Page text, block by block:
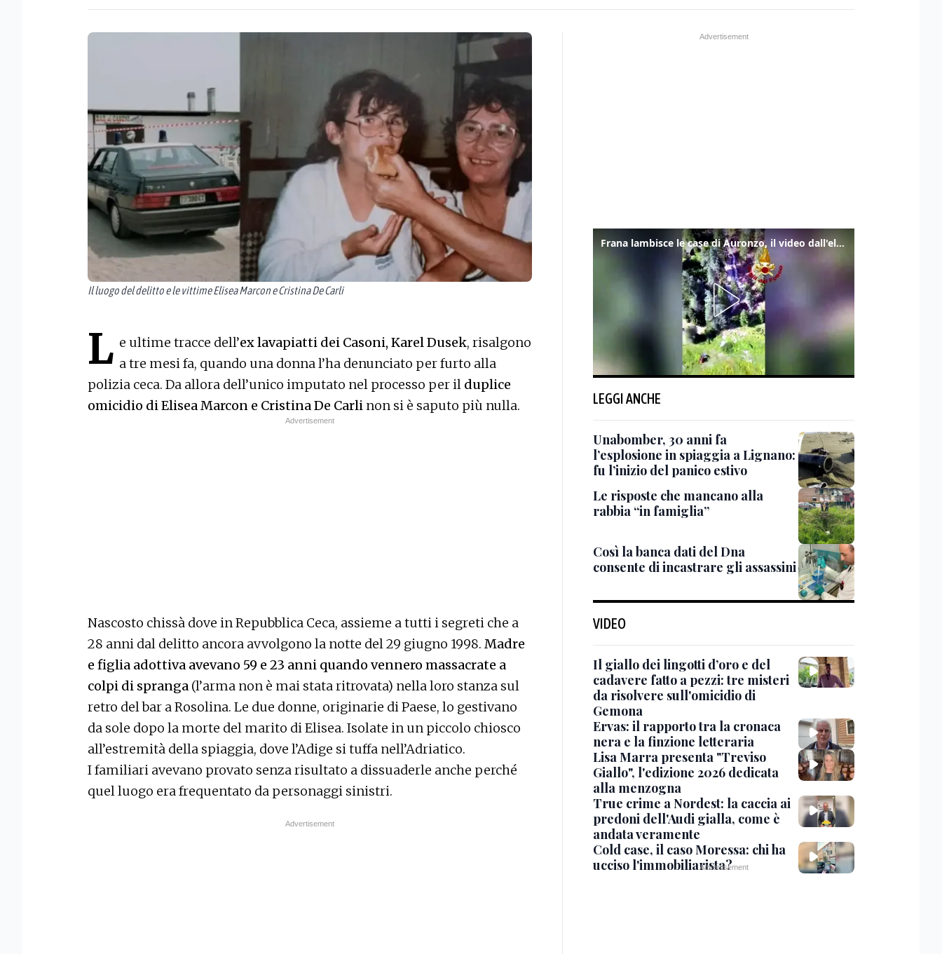
Il luogo del delitto e le vittime Elisea Marcon e Cristina De Carli
L e ultime tracce dell’ex lavapiatti dei Casoni, Karel Dusek, risalgono
a tre mesi fa, quando una donna l’ha denunciato per furto alla
polizia ceca. Da allora dell’unico imputato nel processo per il duplice
omicidio di Elisea Marcon e Cristina De Carli non si è saputo più nulla.
Nascosto chissà dove in Repubblica Ceca, assieme a tutti i segreti che a
28 anni dal delitto ancora avvolgono la notte del 29 giugno 1998. Madre
e figlia adottiva avevano 59 e 23 anni quando vennero massacrate a
colpi di spranga (l’arma non è mai stata ritrovata) nella loro stanza sul
retro del bar a Rosolina. Le due donne, originarie di Paese, lo gestivano
da sole dopo la morte del marito di Elisea. Isolate in un piccolo chiosco
all’estremità della spiaggia, dove l’Adige si tuffa nell’Adriatico.
I familiari avevano provato senza risultato a dissuaderle anche perché
quel luogo era frequentato da personaggi sinistri.
Frana lambisce le case di Auronzo, il video dall'elicottero dei vigili del fuoco
LEGGI ANCHE
Unabomber, 30 anni fa
l’esplosione in spiaggia a Lignano:
fu l’inizio del panico estivo
Le risposte che mancano alla
rabbia “in famiglia”
Così la banca dati del Dna
consente di incastrare gli assassini
VIDEO
Il giallo dei lingotti d’oro e del
cadavere fatto a pezzi: tre misteri
da risolvere sull'omicidio di
Gemona
Ervas: il rapporto tra la cronaca
nera e la finzione letteraria
Lisa Marra presenta "Treviso
Giallo", l'edizione 2026 dedicata
alla menzogna
True crime a Nordest: la caccia ai
predoni dell'Audi gialla, come è
andata veramente
Cold case, il caso Moressa: chi ha
ucciso l'immobiliarista?